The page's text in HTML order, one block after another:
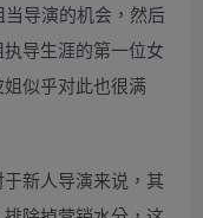
导演的机会，然后
导生涯的第一位女
似乎对此也很满
新人导演来说，其